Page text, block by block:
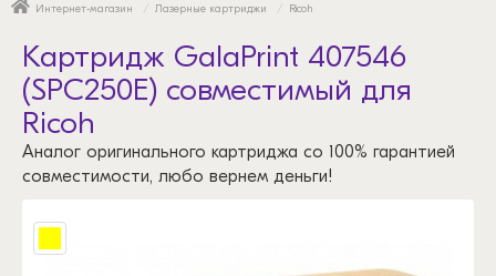
Интернет-магазин Лазерные картриджи Ricoh
Картридж GalaPrint 407546
(SPC250E) совместимый для
Ricoh
Аналог оригинального картриджа со 100% гарантией
совместимости, любо вернем деньги!